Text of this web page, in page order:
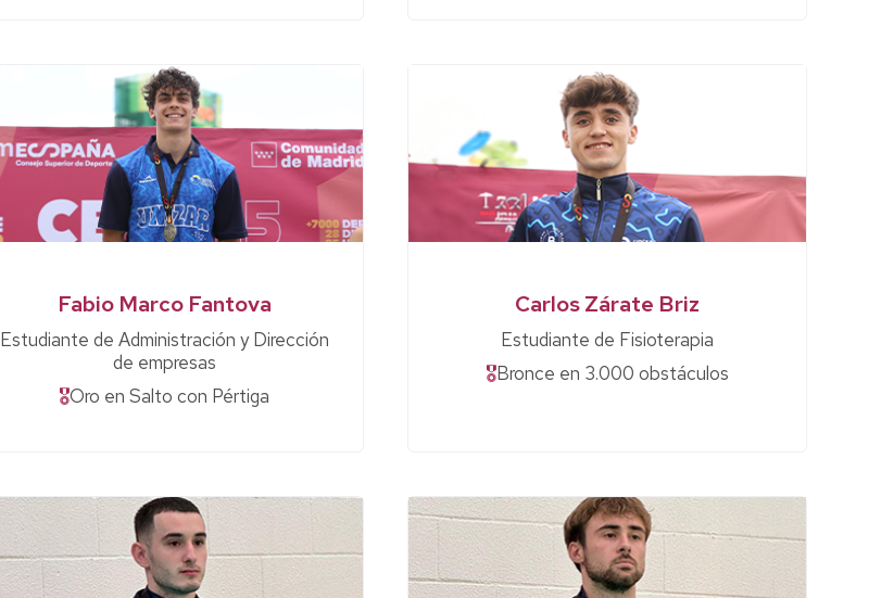
Fabio Marco Fantova
Estudiante de Administración y Dirección
de empresas
🎖Oro en Salto con Pértiga
Carlos Zárate Briz
Estudiante de Fisioterapia
🎖Bronce en 3.000 obstáculos